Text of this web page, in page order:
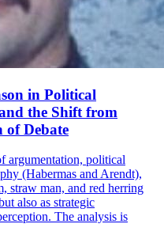
in Political
the Shift from
of Debate
argumentation, political
(Habermas and Arendt),
straw man, and red herring
also as strategic
The analysis is